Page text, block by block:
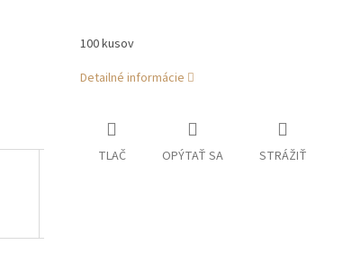
100 kusov
Detailné informácie
TLAČ OPÝTAŤ SA STRÁŽIŤ